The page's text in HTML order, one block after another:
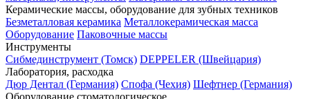
Керамические массы, оборудование для зубных техников
Безметалловая керамика Металлокерамическая масса
Оборудование Паковочные массы
Инструменты
Cибмединструмент (Томск) DEPPELER (Швейцария)
Лаборатория, расходка
Дюр Дентал (Германия) Спофа (Чехия) Шефтнер (Германия)
Оборудование стоматологическое